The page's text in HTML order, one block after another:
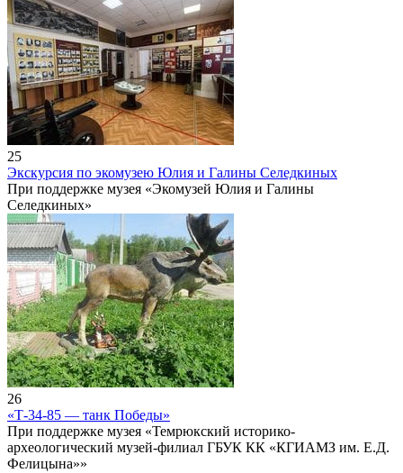
25
Экскурсия по экомузею Юлия и Галины Селедкиных
При поддержке музея «Экомузей Юлия и Галины
Селедкиных»
26
«Т-34-85 — танк Победы»
При поддержке музея «Темрюкский историко-
археологический музей-филиал ГБУК КК «КГИАМЗ им. Е.Д.
Фелицына»»